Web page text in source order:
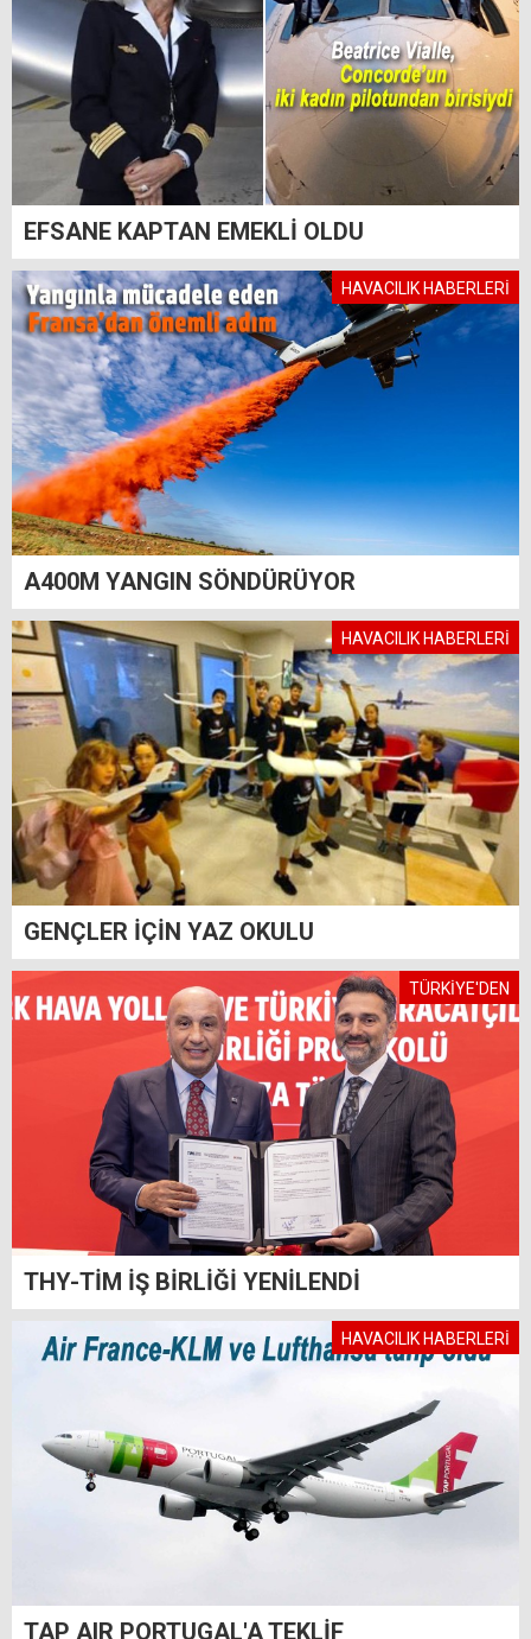
EFSANE KAPTAN EMEKLİ OLDU
HAVACILIK HABERLERİ
A400M YANGIN SÖNDÜRÜYOR
HAVACILIK HABERLERİ
GENÇLER İÇİN YAZ OKULU
TÜRKİYE'DEN
THY-TİM İŞ BİRLİĞİ YENİLENDİ
HAVACILIK HABERLERİ
TAP AIR PORTUGAL'A TEKLİF